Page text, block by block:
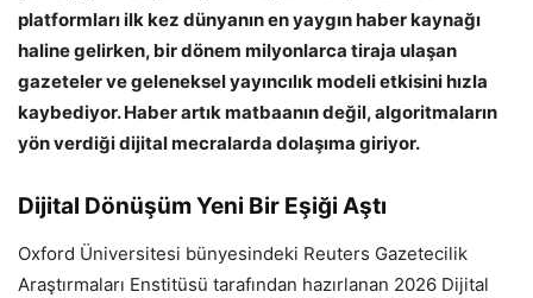
platformları ilk kez dünyanın en yaygın haber kaynağı
haline gelirken, bir dönem milyonlarca tiraja ulaşan
gazeteler ve geleneksel yayıncılık modeli etkisini hızla
kaybediyor. Haber artık matbaanın değil, algoritmaların
yön verdiği dijital mecralarda dolaşıma giriyor.
Dijital Dönüşüm Yeni Bir Eşiği Aştı
Oxford Üniversitesi bünyesindeki Reuters Gazetecilik
Araştırmaları Enstitüsü tarafından hazırlanan 2026 Dijital